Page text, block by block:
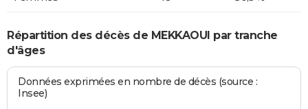
Répartition des décès de MEKKAOUI par tranche
d'âges
Données exprimées en nombre de décès (source :
Insee)